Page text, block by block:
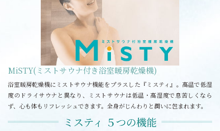
MiSTY(ミストサウナ付き浴室暖房乾燥機)
浴室暖房乾燥機にミストサウナ機能をプラスした『ミスティ』。高温で低湿
度のドライサウナと異なり、ミストサウナは低温・高湿度で息苦しくなら
ず、心も体もリフレッシュできます。全身がじんわりと潤いに包まれます。